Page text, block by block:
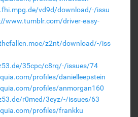
vd9d/download/-/issu
www.tumblr.com/driver-easy-
z2nt/download/-/iss
35cpc/c8rq/-/issues/74
profiles/danielleepstein
profiles/anmorgan160
r0med/3eyz/-/issues/63
profiles/frankku